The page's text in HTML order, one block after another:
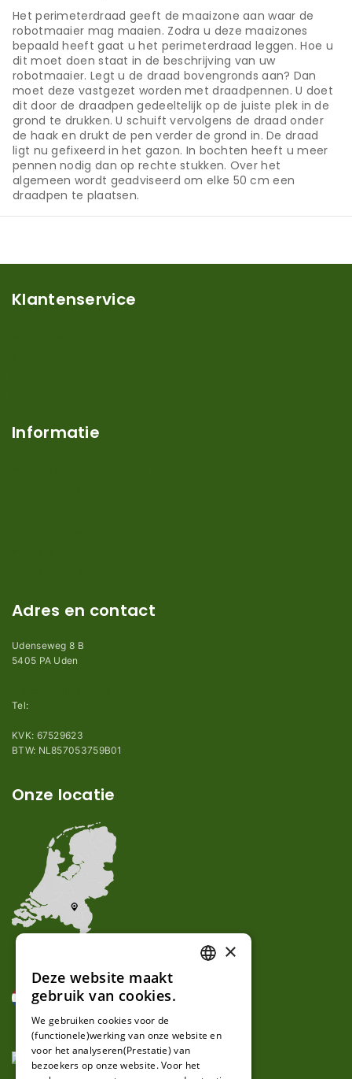
Het perimeterdraad geeft de maaizone aan waar de
robotmaaier mag maaien. Zodra u deze maaizones
bepaald heeft gaat u het perimeterdraad leggen. Hoe u
dit moet doen staat in de beschrijving van uw
robotmaaier. Legt u de draad bovengronds aan? Dan
moet deze vastgezet worden met draadpennen. U doet
dit door de draadpen gedeeltelijk op de juiste plek in de
grond te drukken. U schuift vervolgens de draad onder
de haak en drukt de pen verder de grond in. De draad
ligt nu gefixeerd in het gazon. In bochten heeft u meer
pennen nodig dan op rechte stukken. Over het
algemeen wordt geadviseerd om elke 50 cm een
draadpen te plaatsen.
Klantenservice
Informatie
Adres en contact
Udenseweg 8 B
5405 PA Uden
Tel:
KVK: 67529623
BTW: NL857053759B01
Onze locatie
GERMAN
×
Deze website maakt
gebruik van cookies.
We gebruiken cookies voor de
(functionele)werking van onze website en
voor het analyseren(Prestatie) van
bezoekers op onze website. Voor het